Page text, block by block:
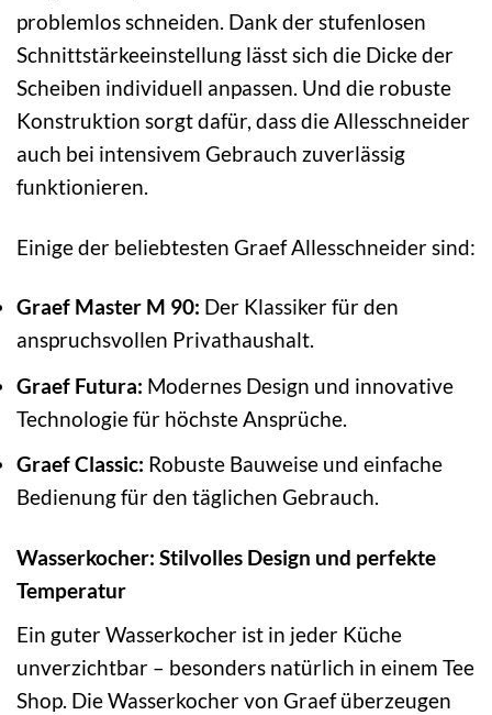
problemlos schneiden. Dank der stufenlosen
Schnittstärkeeinstellung lässt sich die Dicke der
Scheiben individuell anpassen. Und die robuste
Konstruktion sorgt dafür, dass die Allesschneider
auch bei intensivem Gebrauch zuverlässig
funktionieren.
Einige der beliebtesten Graef Allesschneider sind:
Graef Master M 90: Der Klassiker für den
anspruchsvollen Privathaushalt.
Graef Futura: Modernes Design und innovative
Technologie für höchste Ansprüche.
Graef Classic: Robuste Bauweise und einfache
Bedienung für den täglichen Gebrauch.
Wasserkocher: Stilvolles Design und perfekte
Temperatur
Ein guter Wasserkocher ist in jeder Küche
unverzichtbar – besonders natürlich in einem Tee
Shop. Die Wasserkocher von Graef überzeugen